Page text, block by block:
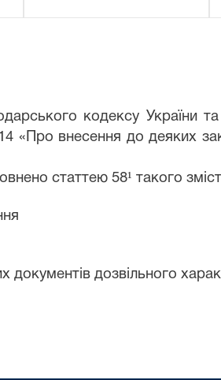
кодексу України
«Про внесення до деяких
статтею 58¹ такого
дозвільного